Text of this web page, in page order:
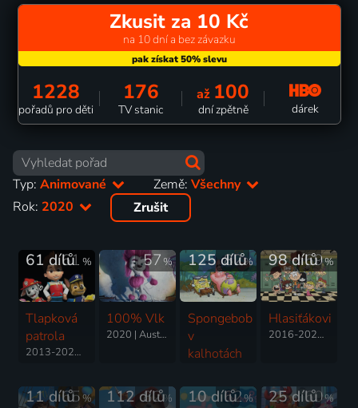
Zkusit za 10 Kč
na 10 dní a bez závazku
1228
pořadů pro děti
176
TV stanic
až 100
dní zpětně dárek
Typ: Animované Země:Všechny
Rok: 2020 Zrušit
61 %
61 dílů
Tlapková
patrola
2013-2025 | Kanada | Animovaný, Dobrodružný, Komedie, Rodinný
57%
100% Vlk
2020 | Austrálie | Animovaný, Dobrodružný, Komedie
82%
125 dílů
Spongebob
v
kalhotách
69%
98 dílů
Hlasiťákovi
2016-2026 | USA | Animovaný, Akční, Dobrodružný, Drama, Fantasy, Hudební, Komedie, Rodinný, Thriller, Horor
65%
11 dílů 82%
112 dílů 62%
10 dílů 60%
25 dílů